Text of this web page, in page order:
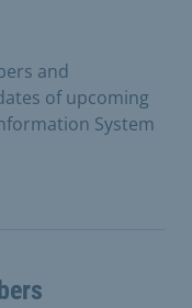
and
of upcoming
System